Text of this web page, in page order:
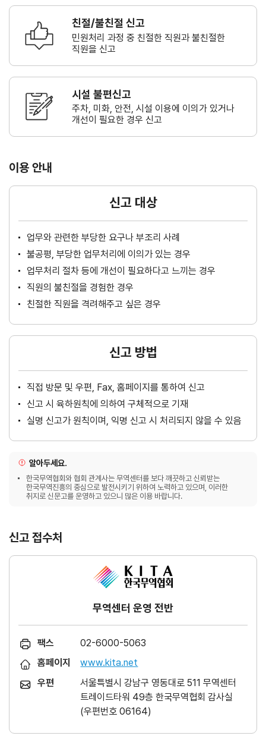
친절/불친절 신고
민원처리 과정 중 친절한 직원과불친절한
직원을 신고
시설 불편신고
주차, 미화, 안전, 시설 이용에 이의가 있거나
개선이 필요한 경우 신고
이용 안내
신고 대상
업무와 관련한 부당한 요구나 부조리 사례
불공평, 부당한 업무처리에 이의가 있는 경우
업무처리 절차 등에 개선이 필요하다고 느끼는 경우
직원의 불친절을 경험한 경우
친절한 직원을 격려해주고 싶은 경우
신고 방법
직접 방문 및 우편, Fax, 홈페이지를 통하여 신고
신고 시 육하원칙에 의하여 구체적으로 기재
실명 신고가 원칙이며, 익명 신고 시 처리되지 않을 수 있음
알아두세요.
한국무역협회와 협회 관계사는 무역센터를 보다 깨끗하고 신뢰받는
한국무역진흥의 중심으로 발전시키기 위하여 노력하고 있으며, 이러한
취지로 신문고를 운영하고 있으니 많은 이용 바랍니다.
신고 접수처
무역센터 운영 전반
팩스
02-6000-5063
홈페이지
www.kita.net
우편
서울특별시 강남구 영동대로 511 무역센터
트레이드타워 49층 한국무역협회 감사실
(우편번호 06164)